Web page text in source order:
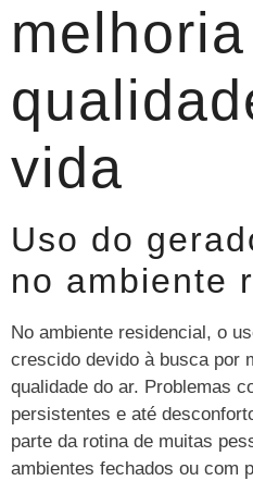
vida
Uso do
no ambiente
No ambiente residencial, o
crescido devido à busca por
qualidade do ar. Problemas
persistentes e até
parte da rotina de muitas
ambientes fechados ou com